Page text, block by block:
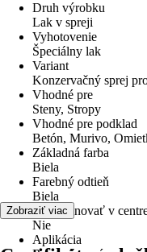
Druh výrobku
Lak v spreji
Vyhotovenie
Špeciálny lak
Variant
Konzervačný sprej
Vhodné pre
Steny, Stropy
Vhodné pre podklad
Betón, Murivo,
Základná farba
Biela
Farebný odtieň
Biela
Dá sa tónovať v
Nie
Aplikácia
Zobraziť viac